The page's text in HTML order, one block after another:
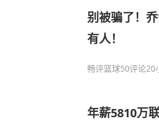
别被骗了！
有人！
畅评篮球50评论20
年薪5810万